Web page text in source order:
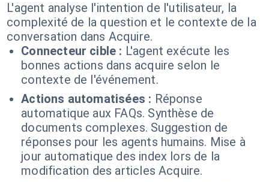
L'agent analyse l'intention de l'utilisateur, la
complexité de la question et le contexte de la
conversation dans Acquire.
Connecteur cible : L'agent exécute les
bonnes actions dans acquire selon le
contexte de l'événement.
Actions automatisées : Réponse
automatique aux FAQs. Synthèse de
documents complexes. Suggestion de
réponses pour les agents humains. Mise à
jour automatique des index lors de la
modification des articles Acquire.